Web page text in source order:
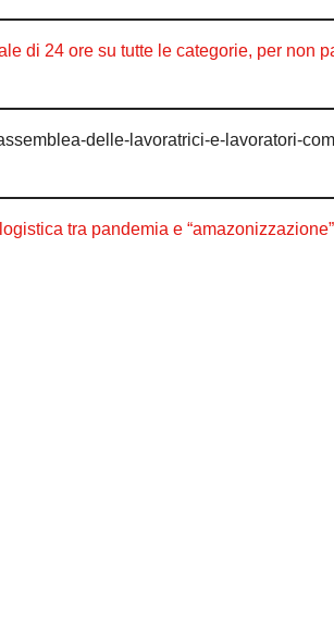
di 24 ore su tutte le categorie, per non
delle-lavoratrici-e-lavoratori-
tra pandemia e “amazonizzazione”